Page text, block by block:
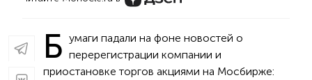
Б умаги падали на фоне новостей о
перерегистрации компании и
приостановке торгов акциями на Мосбирже: